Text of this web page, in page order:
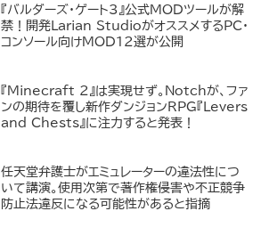
『バルダーズ・ゲート3』公式MODツールが解
禁！開発Larian StudioがオススメするPC・
コンソール向けMOD12選が公開
『Minecraft 2』は実現せず。Notchが、ファ
ンの期待を覆し新作ダンジョンRPG『Levers
and Chests』に注力すると発表！
任天堂弁護士がエミュレーターの違法性につ
いて講演。使用次第で著作権侵害や不正競争
防止法違反になる可能性があると指摘